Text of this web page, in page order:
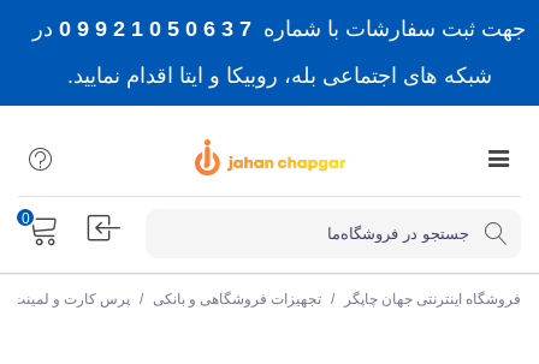
جهت ثبت سفارشات با شماره 7 3 6 0 5 0 1 2 9 9 0
در
شبکه های اجتماعی بله، روبیکا و ایتا اقدام نمایید.
0
فروشگاه اینترنتی جهان چاپگر / تجهیزات فروشگاهی و بانکی / پرس کارت و لمینت